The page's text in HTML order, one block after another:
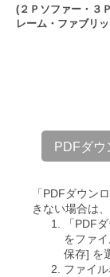
(２Ｐソファー・３
レーム・ファブリ
PDFダウ
「PDFダウン
きない場合は
「PDF
をファ
保存] を
ファイ